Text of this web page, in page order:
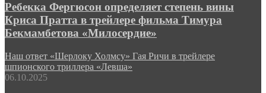
Ребекка Фергюсон определяет степень вины
Криса Пратта в трейлере фильма Тимура
Бекмамбетова «Милосердие»
Наш ответ «Шерлоку Холмсу» Гая Ричи в трейлере
шпионского триллера «Левша»
06.10.2025